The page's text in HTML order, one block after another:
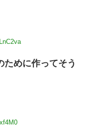
めに作ってそう